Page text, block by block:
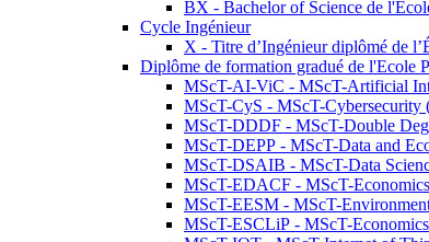
BX - Bachelor of Science de
Cycle Ingénieur
X - Titre d’Ingénieur diplômé de
Diplôme de formation gradué de l'Ecole
MScT-AI-ViC - MScT-Artificial
MScT-CyS - MScT-Cybersecurity
MScT-DDDF - MScT-Double
MScT-DEPP - MScT-Data and
MScT-DSAIB - MScT-Data
MScT-EDACF - MScT-
MScT-EESM - MScT-
MScT-ESCLiP - MScT-